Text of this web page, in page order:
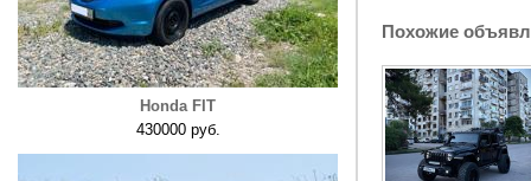
Honda FIT
430000 руб.
Похожие